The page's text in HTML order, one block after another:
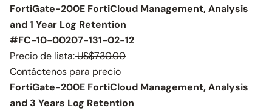
FortiGate-200E FortiCloud Management, Analysis
and 1 Year Log Retention
#FC-10-00207-131-02-12
Precio de lista:US$730.00
Contáctenos para precio
FortiGate-200E FortiCloud Management, Analysis
and 3 Years Log Retention